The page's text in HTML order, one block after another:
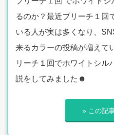
るのか？最近ブリーチ１回
いる人が実は多くなり、
来るカラーの投稿が増えて
リーチ１回でホワイトシル
説をしてみました☻
» この記